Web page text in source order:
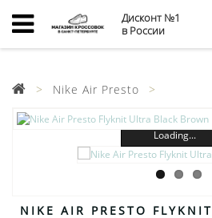
Дисконт №1
в России
Nike Air Presto
Loading...
NIKE AIR PRESTO FLYKNIT